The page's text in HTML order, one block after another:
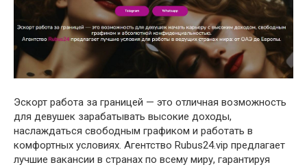
Эскорт работа за границей — это отличная возможность
для девушек зарабатывать высокие доходы,
наслаждаться свободным графиком и работать в
комфортных условиях. Агентство Rubus24.vip предлагает
лучшие вакансии в странах по всему миру, гарантируя